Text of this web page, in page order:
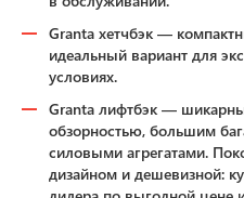
Granta хетчбэк —
идеальный вариант для
условиях.
Granta лифтбэк —
обзорностью, большим
силовыми агрегатами.
дизайном и дешевизной: